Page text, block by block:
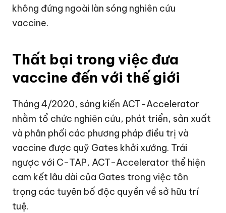
không đứng ngoài làn sóng nghiên cứu
vaccine.
Thất bại trong việc đưa
vaccine đến với thế giới
Tháng 4/2020, sáng kiến ACT-Accelerator
nhằm tổ chức nghiên cứu, phát triển, sản xuất
và phân phối các phương pháp điều trị và
vaccine được quỹ Gates khởi xướng. Trái
ngược với C-TAP, ACT-Accelerator thể hiện
cam kết lâu dài của Gates trong việc tôn
trọng các tuyên bố độc quyền về sở hữu trí
tuệ.